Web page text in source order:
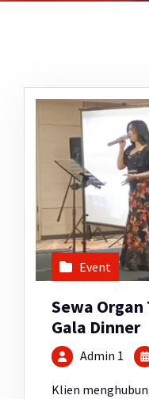
Event
Sewa Organ
Gala Dinner
Admin 1
Klien